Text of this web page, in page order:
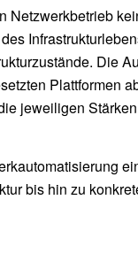
Netzwerkbetrieb
Die
Plattformen
jeweiligen
bis hin zu